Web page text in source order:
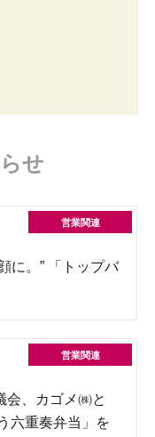
せ
に。” 「トップバ
会、カゴメ㈱と
六重奏弁当」を